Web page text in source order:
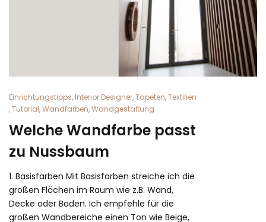
Einrichtungstipps, Interior Designer,Tapeten,Textilien
,Tutorial,Wandfarben,Wandgestaltung
Welche Wandfarbe passt
zu Nussbaum
1. Basisfarben Mit Basisfarben streiche ich die
großen Flächen im Raum wie z.B. Wand,
Decke oder Boden. Ich empfehle für die
großen Wandbereiche einen Ton wie Beige,